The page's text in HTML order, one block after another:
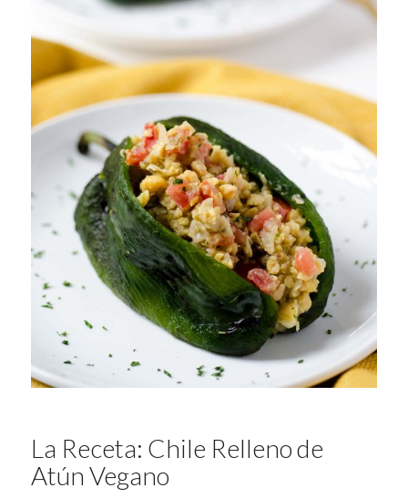
La Receta: Chile Relleno de
Atún Vegano